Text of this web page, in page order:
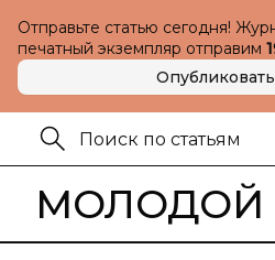
Отправьте статью сегодня!
печатный экземпляр отправим
МОЛОДОЙ